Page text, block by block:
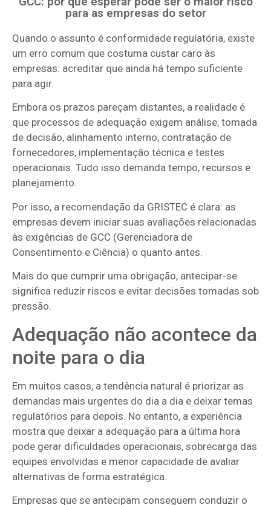
para as empresas do setor
Quando o assunto é conformidade regulatória, existe
um erro comum que costuma custar caro às
empresas: acreditar que ainda há tempo suficiente
para agir.
Embora os prazos pareçam distantes, a realidade é
que processos de adequação exigem análise, tomada
de decisão, alinhamento interno, contratação de
fornecedores, implementação técnica e testes
operacionais. Tudo isso demanda tempo, recursos e
planejamento.
Por isso, a recomendação da GRISTEC é clara: as
empresas devem iniciar suas avaliações relacionadas
às exigências de GCC (Gerenciadora de
Consentimento e Ciência) o quanto antes.
Mais do que cumprir uma obrigação, antecipar-se
significa reduzir riscos e evitar decisões tomadas sob
pressão.
Adequação não acontece da
noite para o dia
Em muitos casos, a tendência natural é priorizar as
demandas mais urgentes do dia a dia e deixar temas
regulatórios para depois. No entanto, a experiência
mostra que deixar a adequação para a última hora
pode gerar dificuldades operacionais, sobrecarga das
equipes envolvidas e menor capacidade de avaliar
alternativas de forma estratégica.
Empresas que se antecipam conseguem conduzir o